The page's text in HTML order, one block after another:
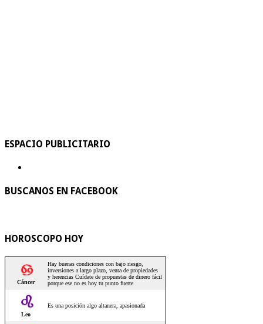
ESPACIO PUBLICITARIO
BUSCANOS EN FACEBOOK
HOROSCOPO HOY